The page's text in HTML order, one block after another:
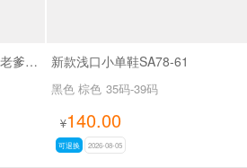
新款百搭撞色潮流厚底增高老爹鞋SA8383 新款浅口小单鞋SA78-61
黑色 棕色 35码-39码
¥140.00
可退换 2026-08-05